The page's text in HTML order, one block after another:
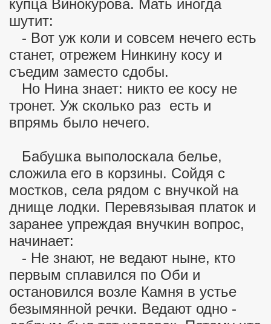
купца Винокурова. Мать иногда
шутит:
- Вот уж коли и совсем нечего есть
станет, отрежем Нинкину косу и
съедим заместо сдобы.
Но Нина знает: никто ее косу не
тронет. Уж сколько раз есть и
впрямь было нечего.
Бабушка выполоскала белье,
сложила его в корзины. Сойдя с
мостков, села рядом с внучкой на
днище лодки. Перевязывая платок и
заранее упреждая внучкин вопрос,
начинает:
- Не знают, не ведают ныне, кто
первым сплавился по Оби и
остановился возле Камня в устье
безымянной речки. Ведают одно -